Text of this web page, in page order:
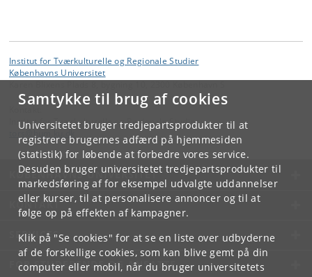
Samtykke til brug af cookies
Universitetet bruger tredjepartsprodukter til at
registrere brugernes adfærd på hjemmesiden
(statistik) for løbende at forbedre vores service.
Desuden bruger universitetet tredjepartsprodukter til
markedsføring af for eksempel udvalgte uddannelser
eller kurser, til at personalisere annoncer og til at
følge op på effekten af kampagner.
Klik på "Se cookies" for at se en liste over udbyderne
af de forskellige cookies, som kan blive gemt på din
computer eller mobil, når du bruger universitetets
Institut for Tværkulturelle og Regionale Studier
Københavns Universitet
Institut for Tværkulturelle og Regionale Studier
KØBENHAVNS UNIVERSITET
KONTAKT
SERVICES
FOR STUDERENDE OG ANSATTE